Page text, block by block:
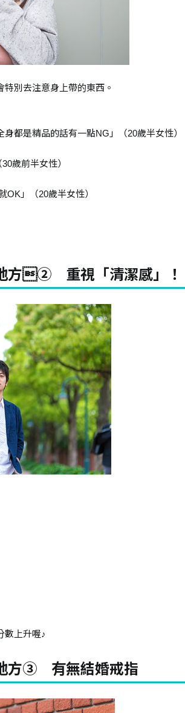
別去注意身上帶的東西。
都是精品的話有一點NG」（20歲半女性）
歲前半女性）
OK」（20歲半女性）
方② 重視「清潔感」！
數上升喔♪
方③ 有無結婚戒指